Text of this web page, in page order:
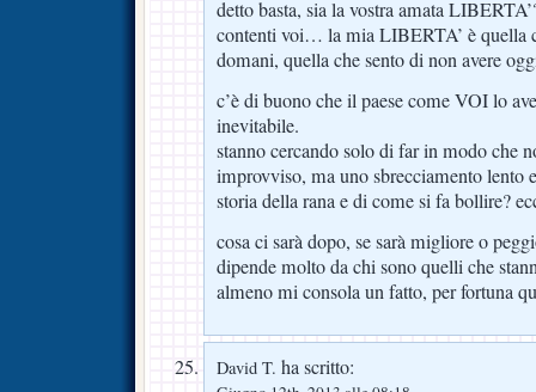
detto basta, sia la vostra amata
contenti voi… la mia LIBERTA’ è quella
domani, quella che sento di non avere
c’è di buono che il paese come VOI lo
inevitabile.
stanno cercando solo di far in modo che
improvviso, ma uno sbrecciamento lento
storia della rana e di come si fa bollire?
cosa ci sarà dopo, se sarà migliore o
dipende molto da chi sono quelli che
almeno mi consola un fatto, per fortuna
David T. ha scritto: